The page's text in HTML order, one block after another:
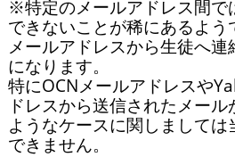
※特定のメールアドレス間で
できないことが稀にあるよ
メールアドレスから生徒へ連
になります。
特にOCNメールアドレスや
ドレスから送信されたメー
ようなケースに関しまして
できません。